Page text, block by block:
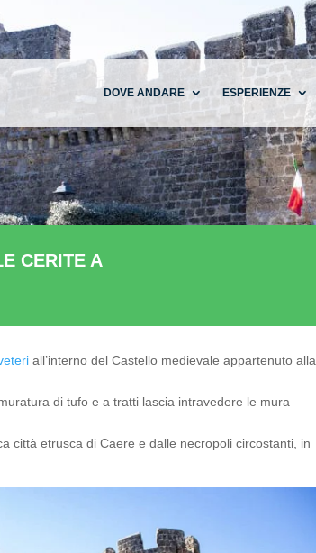
DOVE ANDARE ESPERIENZE
CERITE A
all’interno del Castello medievale appartenuto alla
di tufo e a tratti lascia intravedere le mura
città etrusca di Caere e dalle necropoli circostanti, in